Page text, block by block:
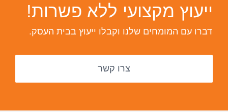
ייעוץ מקצועי ללא פשרות!
דברו עם המומחים שלנו וקבלו ייעוץ בבית העסק.
צרו קשר